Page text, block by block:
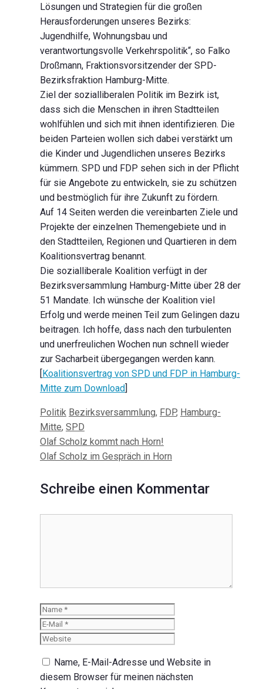
Lösungen und Strategien für die großen
Herausforderungen unseres Bezirks:
Jugendhilfe, Wohnungsbau und
verantwortungsvolle Verkehrspolitik“, so Falko
Droßmann, Fraktionsvorsitzender der SPD-
Bezirksfraktion Hamburg-Mitte.
Ziel der sozialliberalen Politik im Bezirk ist,
dass sich die Menschen in ihren Stadtteilen
wohlfühlen und sich mit ihnen identifizieren. Die
beiden Parteien wollen sich dabei verstärkt um
die Kinder und Jugendlichen unseres Bezirks
kümmern. SPD und FDP sehen sich in der Pflicht
für sie Angebote zu entwickeln, sie zu schützen
und bestmöglich für ihre Zukunft zu fördern.
Auf 14 Seiten werden die vereinbarten Ziele und
Projekte der einzelnen Themengebiete und in
den Stadtteilen, Regionen und Quartieren in dem
Koalitionsvertrag benannt.
Die sozialliberale Koalition verfügt in der
Bezirksversammlung Hamburg-Mitte über 28 der
51 Mandate. Ich wünsche der Koalition viel
Erfolg und werde meinen Teil zum Gelingen dazu
beitragen. Ich hoffe, dass nach den turbulenten
und unerfreulichen Wochen nun schnell wieder
zur Sacharbeit übergegangen werden kann.
[Koalitionsvertrag von SPD und FDP in Hamburg-
Mitte zum Download]
Kategorien
Politik Schlagwörter
Bezirksversammlung, FDP, Hamburg-
Mitte, SPD
Beitrags-
Navigation
Olaf Scholz kommt nach Horn!
Olaf Scholz im Gespräch in Horn
Schreibe einen Kommentar
Name
Name, E-Mail-Adresse und Website in
diesem Browser für meinen nächsten